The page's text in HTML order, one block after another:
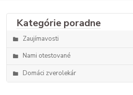
Zaujímavosti
Nami otestované
Domáci zverolekár